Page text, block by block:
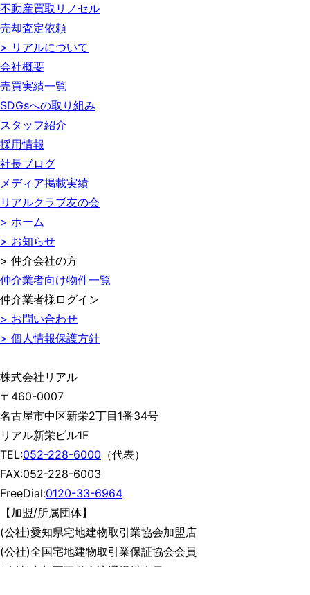
不動産買取リノセル
売却査定依頼
> リアルについて
会社概要
売買実績一覧
SDGsへの取り組み
スタッフ紹介
採用情報
社長ブログ
メディア掲載実績
リアルクラブ友の会
> ホーム
> お知らせ
> 仲介会社の方
仲介業者向け物件一覧
仲介業者様ログイン
> お問い合わせ
> 個人情報保護方針
株式会社リアル
〒460-0007
名古屋市中区新栄2丁目1番34号
リアル新栄ビル1F
TEL:052-228-6000 （代表）
FAX:052-228-6003
FreeDial:0120-33-6964
【加盟/所属団体】
(公社)愛知県宅地建物取引業協会加盟店
(公社)全国宅地建物取引業保証協会会員
(公社)中部圏不動産流通機構会員